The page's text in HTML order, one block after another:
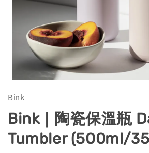
Bink
Bink｜陶瓷保溫瓶
Tumbler (500ml/